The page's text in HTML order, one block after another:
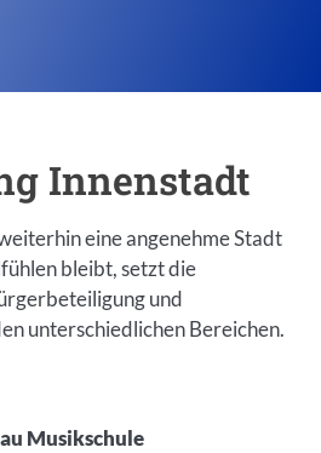
Innenstadt
eine angenehme Stadt
bleibt, setzt die
und
unterschiedlichen Bereichen.
Musikschule